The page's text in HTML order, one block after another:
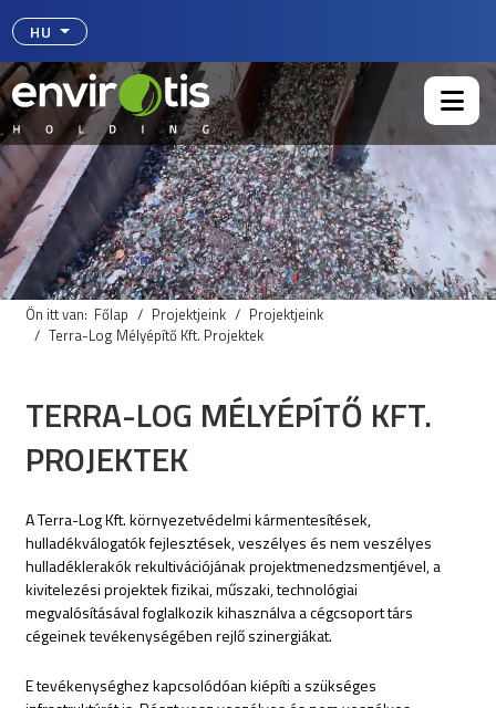
Válasszon nyelvet
HU
Ön itt van: Főlap Projektjeink
Projektjeink
Terra-Log Mélyépítő Kft. Projektek
TERRA-LOG MÉLYÉPÍTŐ KFT.
PROJEKTEK
A Terra-Log Kft. környezetvédelmi kármentesítések,
hulladékválogatók fejlesztések, veszélyes és nem veszélyes
hulladéklerakók rekultivációjának projektmenedzsmentjével, a
kivitelezési projektek fizikai, műszaki, technológiai
megvalósításával foglalkozik kihasználva a cégcsoport társ
cégeinek tevékenységében rejlő szinergiákat.
E tevékenységhez kapcsolódóan kiépíti a szükséges